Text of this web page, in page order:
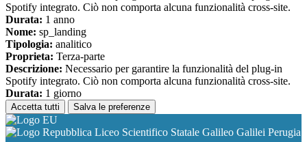
Spotify integrato. Ciò non comporta alcuna funzionalità cross-site.
Durata: 1 anno
Nome: sp_landing
Tipologia: analitico
Proprieta: Terza-parte
Descrizione: Necessario per garantire la funzionalità del plug-in
Spotify integrato. Ciò non comporta alcuna funzionalità cross-site.
Durata: 1 giorno
Accetta tutti Salva le preferenze
Liceo Scientifico Statale Galileo Galilei Perugia